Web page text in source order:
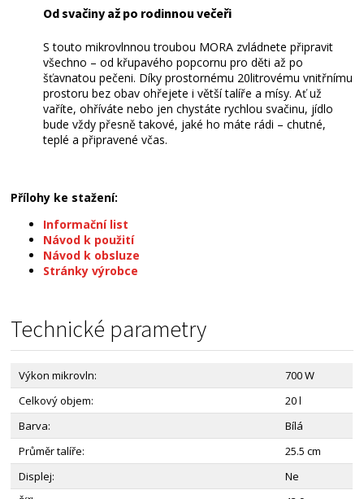
Od svačiny až po rodinnou večeři
S touto mikrovlnnou troubou MORA zvládnete připravit
všechno – od křupavého popcornu pro děti až po
šťavnatou pečeni. Díky prostornému 20litrovému vnitřnímu
prostoru bez obav ohřejete i větší talíře a mísy. Ať už
vaříte, ohříváte nebo jen chystáte rychlou svačinu, jídlo
bude vždy přesně takové, jaké ho máte rádi – chutné,
teplé a připravené včas.
Přílohy ke stažení:
Informační list
Návod k použití
Návod k obsluze
Stránky výrobce
Technické parametry
Výkon mikrovln:
700 W
Celkový objem:
20 l
Barva:
Bílá
Průměr talíře:
25.5 cm
Displej:
Ne